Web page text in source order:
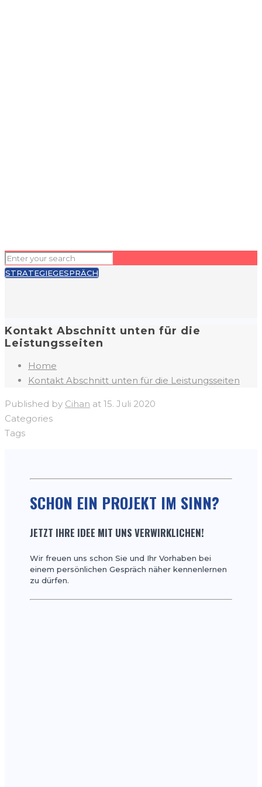
STRATEGIEGESPRÄCH
Kontakt Abschnitt unten für die
Leistungsseiten
Home
Kontakt Abschnitt unten für die Leistungsseiten
Published by Cihan at 15. Juli 2020
Categories
Tags
SCHON EIN PROJEKT IM SINN?
JETZT IHRE IDEE MIT UNS VERWIRKLICHEN!
Wir freuen uns schon Sie und Ihr Vorhaben bei
einem persönlichen Gespräch näher kennenlernen
zu dürfen.